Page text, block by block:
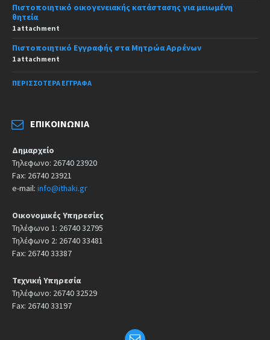
Πιστοποιητικό οικογενειακής κατάστασης για μειωμένη
θητεία
1 attachment
Πιστοποιητικό Εγγραφής στα Μητρώα Αρρένων
1 attachment
ΠΕΡΙΣΣΌΤΕΡΑ ΈΓΓΡΑΦΑ
ΕΠΙΚΟΙΝΩΝΊΑ
Δημαρχείο
Τηλεφωνο: 26740 23920
Fax: 26740 23921
e-mail: info@ithaki.gr
Οικονομικές Υπηρεσίες
Τηλέφωνο 1: 26740 32795
Τηλέφωνο 2: 26740 33481
Fax: 26740 33387
Τεχνική Υπηρεσία
Τηλέφωνο: 26740 32529
Fax: 26740 33197